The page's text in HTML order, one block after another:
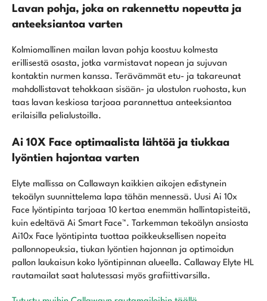
Lavan pohja, joka on rakennettu nopeutta ja
anteeksiantoa varten
Kolmiomallinen mailan lavan pohja koostuu kolmesta
erillisestä osasta, jotka varmistavat nopean ja sujuvan
kontaktin nurmen kanssa. Terävämmät etu- ja takareunat
mahdollistavat tehokkaan sisään- ja ulostulon ruohosta, kun
taas lavan keskiosa tarjoaa parannettua anteeksiantoa
erilaisilla pelialustoilla.
Ai 10X Face optimaalista lähtöä ja tiukkaa
lyöntien hajontaa varten
Elyte mallissa on Callawayn kaikkien aikojen edistynein
tekoälyn suunnittelema lapa tähän mennessä. Uusi Ai 10x
Face lyöntipinta tarjoaa 10 kertaa enemmän hallintapisteitä,
kuin edeltävä Ai Smart Face™. Tarkemman tekoälyn ansiosta
Ai10x Face lyöntipinta tuottaa poikkeuksellisen nopeita
pallonnopeuksia, tiukan lyöntien hajonnan ja optimoidun
pallon laukaisun koko lyöntipinnan alueella. Callaway Elyte HL
rautamailat saat halutessasi myös grafiittivarsilla.